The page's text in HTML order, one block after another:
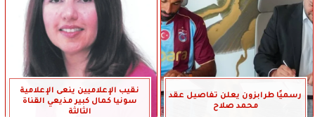
رسميًا طرابزون يعلن تفاصيل عقد
محمد صلاح
نقيب الإعلاميين ينعى الإعلامية
سونيا كمال كبير مذيعي القناة
الثالثة